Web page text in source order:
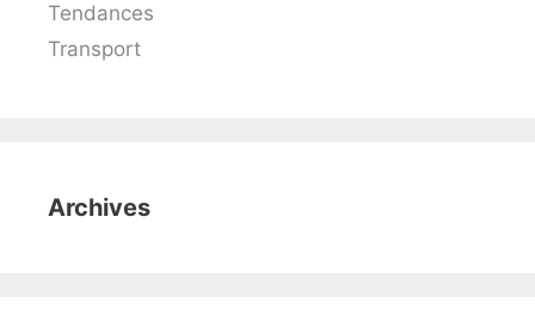
Tendances
Transport
Archives